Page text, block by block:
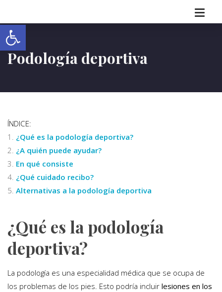
Abrir barra de herramientas
Podología deportiva
ÍNDICE:
¿Qué es la podología deportiva?
¿A quién puede ayudar?
En qué consiste
¿Qué cuidado recibo?
Alternativas a la podología deportiva
¿Qué es la podología
deportiva?
La podología es una especialidad médica que se ocupa de
los problemas de los pies. Esto podría incluir lesiones en los